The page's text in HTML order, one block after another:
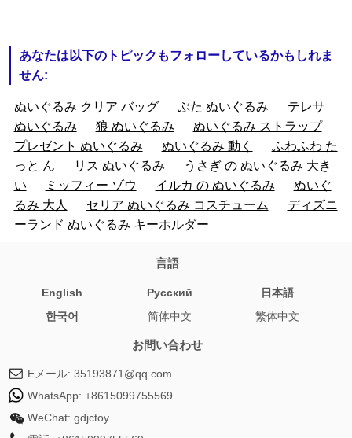
あなたは以下のトピックもフォローしているかもしれま
せん:
ぬいぐるみ クリア バッグ ぶた ぬいぐるみ
テレサ
ぬいぐるみ
狼 ぬいぐるみ
ぬいぐるみ ストラップ
プレゼント ぬいぐるみ
ぬいぐるみ 動く
ふわふわ た
っと ん
リス ぬいぐるみ
うさぎ の ぬいぐるみ 大き
い
ミッフィー ゾウ イルカ の ぬいぐるみ
ぬいぐ
るみ 大人
セリア ぬいぐるみ コスチューム
ディズニ
ーランド ぬいぐるみ キーホルダー
言語
English Pусский
日本語
한국어
简体中文 繁体中文
お問い合わせ
Eメール: 35193871@qq.com
WhatsApp: +8615099755569
WeChat: gdjctoy